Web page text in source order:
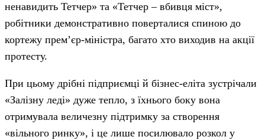
ненавидить Тетчер» та «Тетчер – вбивця міст»,
робітники демонстративно поверталися спиною до
кортежу прем’єр-міністра, багато хто виходив на акції
протесту.
При цьому дрібні підприємці й бізнес-еліта зустрічали
«Залізну леді» дуже тепло, з їхнього боку вона
отримувала величезну підтримку за створення
«вільного ринку», і це лише посилювало розкол у